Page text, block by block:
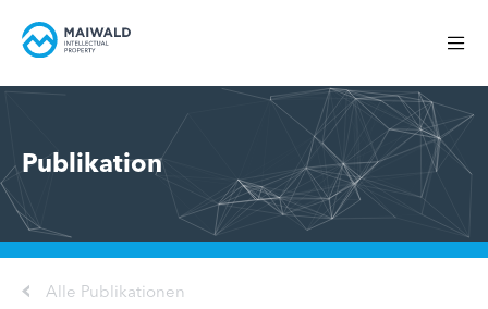
Publikation
Alle Publikationen